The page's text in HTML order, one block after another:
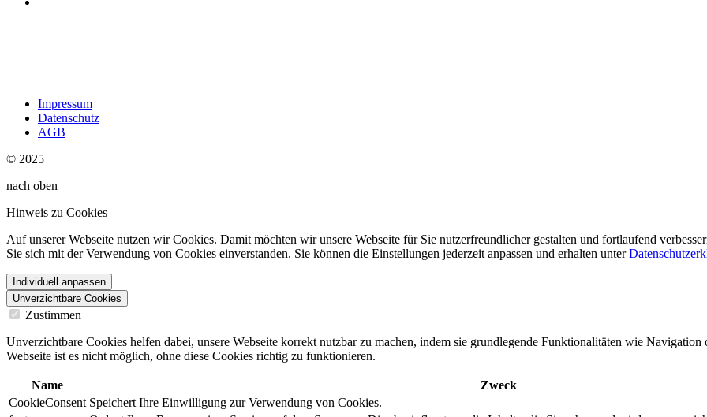
Impressum
Datenschutz
AGB
© 2025
nach oben
Hinweis zu Cookies
Auf unserer Webseite nutzen wir Cookies. Damit möchten wir unsere Webseite für Sie nutzerfreundlicher gestalten und fortlaufend
Sie sich mit der Verwendung von Cookies einverstanden. Sie können die Einstellungen jederzeit anpassen und erhalten unter
Individuell anpassen
Unverzichtbare Cookies
Zustimmen
Unverzichtbare Cookies helfen dabei, unsere Webseite korrekt nutzbar zu machen, indem sie grundlegende Funktionalitäten wie
Webseite ist es nicht möglich, ohne diese Cookies richtig zu funktionieren.
Name Zweck
CookieConsent Speichert Ihre Einwilligung zur Verwendung von Cookies.